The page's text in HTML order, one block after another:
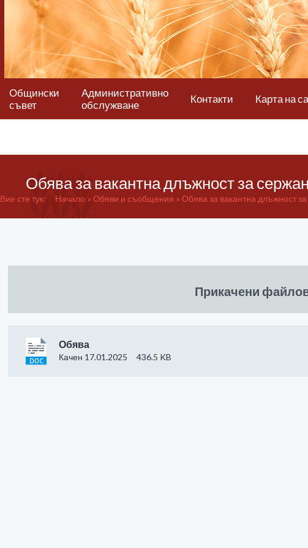
Общински
съвет
Административно
обслужване
Контакти Карта на
Обява за вакантна длъжност за
Вие сте тук: Начало Обяви и съобщения Обява за вакантна длъжност
Прикачени
Обява
Качен 17.01.2025 436.5 KB